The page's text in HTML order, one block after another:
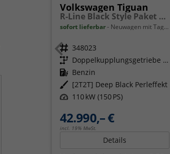
Volkswagen Tiguan
R-Line Black Style Paket Navi Matrix-LED ACC
sofort lieferbar Neuwagen mit Tageszulassung
Fahrzeugnr. 348023
Getriebe
Doppelkupplungsgetriebe (DSG)
Kraftstoff Benzin
Außenfarbe [2T2T] Deep Black Perleffekt
Leistung 110 kW (150 PS)
42.990,– €
incl. 19% MwSt.
Details